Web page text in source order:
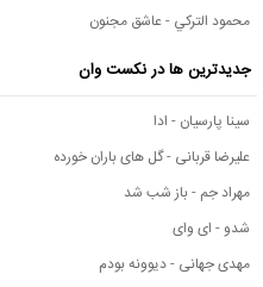
محمود التركي - عاشق مجنون
جدیدترین ها در نکست وان
سینا پارسیان - ادا
علیرضا قربانی - گل های باران خورده
مهراد جم - باز شب شد
شدو - ای وای
مهدی جهانی - دیوونه بودم